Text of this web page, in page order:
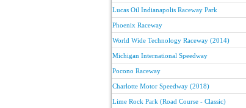
Lucas Oil Indianapolis Raceway Park
Phoenix Raceway
World Wide Technology Raceway (2014)
Michigan International Speedway
Pocono Raceway
Charlotte Motor Speedway (2018)
Lime Rock Park (Road Course - Classic)